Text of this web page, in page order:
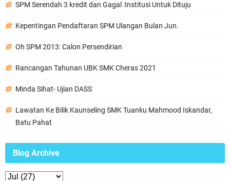
SPM Serendah 3 kredit dan Gagal :Institusi Untuk Dituju
Kepentingan Pendaftaran SPM Ulangan Bulan Jun.
Oh SPM 2013: Calon Persendirian
Rancangan Tahunan UBK SMK Cheras 2021
Minda Sihat- Ujian DASS
Lawatan Ke Bilik Kaunseling SMK Tuanku Mahmood Iskandar,
Batu Pahat
Blog Archive